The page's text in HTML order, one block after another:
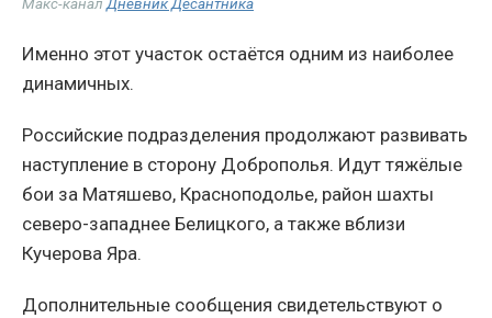
Макс-каналДневник Десантника
Именно этот участок остаётся одним из наиболее
динамичных.
Российские подразделения продолжают развивать
наступление в сторону Доброполья. Идут тяжёлые
бои за Матяшево, Красноподолье, район шахты
северо-западнее Белицкого, а также вблизи
Кучерова Яра.
Дополнительные сообщения свидетельствуют о